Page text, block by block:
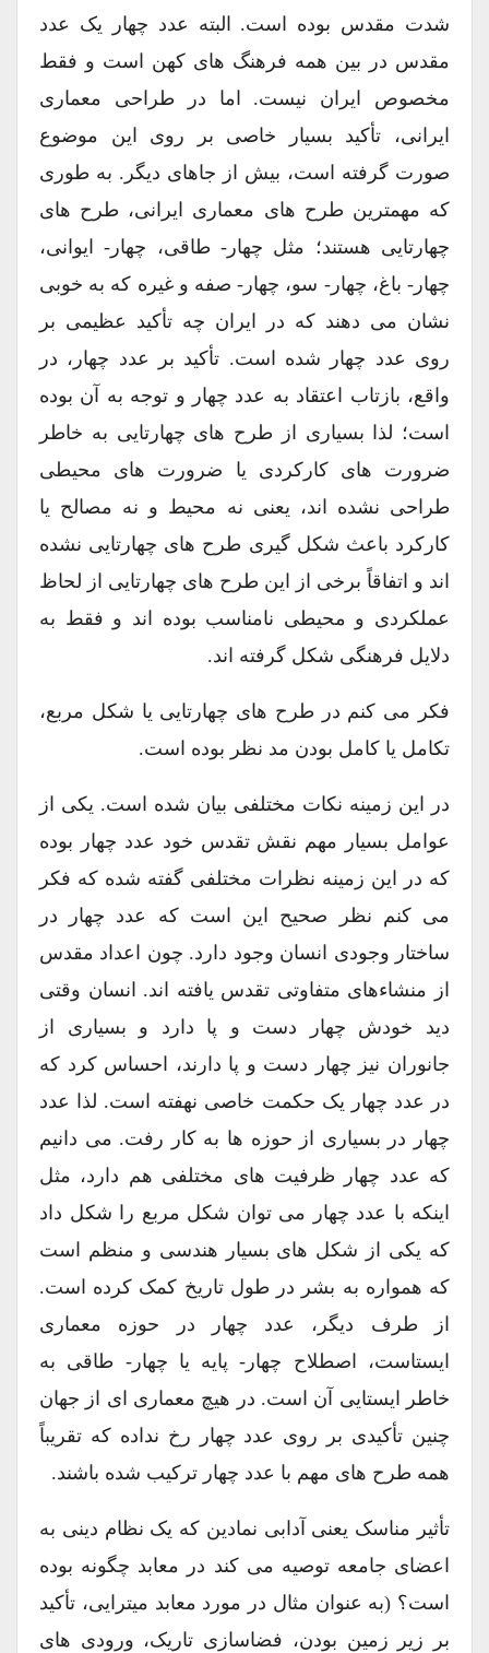
شدت مقدس بوده است. البته عدد چهار یک عدد
مقدس در بین همه فرهنگ های کهن است و فقط
مخصوص ایران نیست. اما در طراحی معماری
ایرانی، تأکید بسیار خاصی بر روی این موضوع
صورت گرفته است، بیش از جاهای دیگر. به طوری
که مهمترین طرح های معماری ایرانی، طرح های
چهارتایی هستند؛ مثل چهار- طاقی، چهار- ایوانی،
چهار- باغ، چهار- سو، چهار- صفه و غیره که به خوبی
نشان می دهند که در ایران چه تأکید عظیمی بر
روی عدد چهار شده است. تأکید بر عدد چهار، در
واقع، بازتاب اعتقاد به عدد چهار و توجه به آن بوده
است؛ لذا بسیاری از طرح های چهارتایی به خاطر
ضرورت های کارکردی یا ضرورت های محیطی
طراحی نشده اند، یعنی نه محیط و نه مصالح یا
کارکرد باعث شکل گیری طرح های چهارتایی نشده
اند و اتفاقاً برخی از این طرح های چهارتایی از لحاظ
عملکردی و محیطی نامناسب بوده اند و فقط به
دلایل فرهنگی شکل گرفته اند.
فکر می کنم در طرح های چهارتایی یا شکل مربع،
تکامل یا کامل بودن مد نظر بوده است.
در این زمینه نکات مختلفی بیان شده است. یکی از
عوامل بسیار مهم نقش تقدس خود عدد چهار بوده
که در این زمینه نظرات مختلفی گفته شده که فکر
می کنم نظر صحیح این است که عدد چهار در
ساختار وجودی انسان وجود دارد. چون اعداد مقدس
از منشاءهای متفاوتی تقدس یافته اند. انسان وقتی
دید خودش چهار دست و پا دارد و بسیاری از
جانوران نیز چهار دست و پا دارند، احساس کرد که
در عدد چهار یک حکمت خاصی نهفته است. لذا عدد
چهار در بسیاری از حوزه ها به کار رفت. می دانیم
که عدد چهار ظرفیت های مختلفی هم دارد، مثل
اینکه با عدد چهار می توان شکل مربع را شکل داد
که یکی از شکل های بسیار هندسی و منظم است
که همواره به بشر در طول تاریخ کمک کرده است.
از طرف دیگر، عدد چهار در حوزه معماری
ایستاست، اصطلاح چهار- پایه یا چهار- طاقی به
خاطر ایستایی آن است. در هیچ معماری ای از جهان
چنین تأکیدی بر روی عدد چهار رخ نداده که تقریباً
همه طرح های مهم با عدد چهار ترکیب شده باشند.
تأثیر مناسک یعنی آدابی نمادین که یک نظام دینی به
اعضای جامعه توصیه می کند در معابد چگونه بوده
است؟ (به عنوان مثال در مورد معابد میترایی، تأکید
بر زیر زمین بودن، فضاسازی تاریک، ورودی های